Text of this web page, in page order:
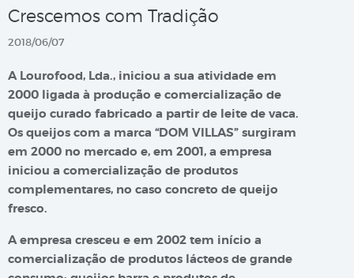
Crescemos com Tradição
2018/06/07
A Lourofood, Lda., iniciou a sua atividade em
2000 ligada à produção e comercialização de
queijo curado fabricado a partir de leite de vaca.
Os queijos com a marca “DOM VILLAS” surgiram
em 2000 no mercado e, em 2001, a empresa
iniciou a comercialização de produtos
complementares, no caso concreto de queijo
fresco.
A empresa cresceu e em 2002 tem início a
comercialização de produtos lácteos de grande